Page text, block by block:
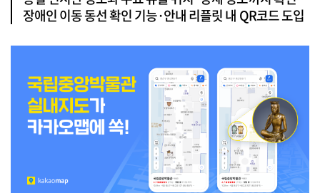
장애인 이동 동선 확인 기능·안내 리플릿 내 QR코드 도입